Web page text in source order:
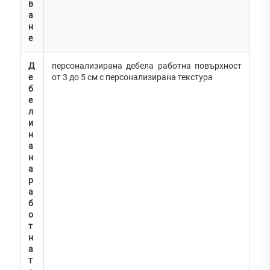
в
а
н
е
Д
е
б
е
л
и
н
а
н
а
р
а
б
о
т
н
а
т
персонализирана дебела работна повърхност
от 3 до 5 см с персонализирана текстура